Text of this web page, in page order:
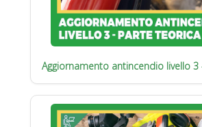
Aggiornamento antincendio livello